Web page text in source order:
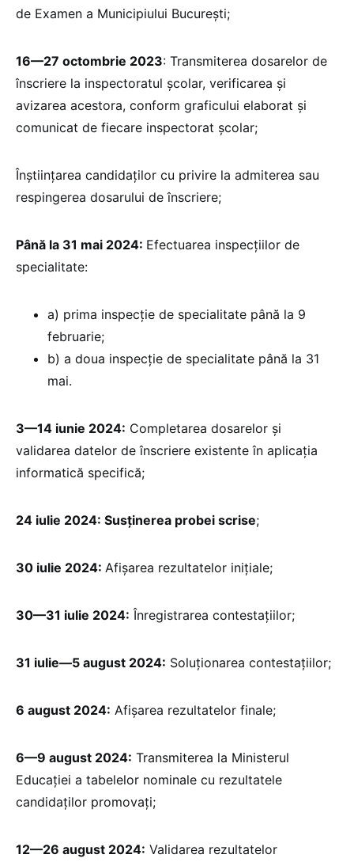
de Examen a Municipiului București;
16—27 octombrie 2023: Transmiterea dosarelor de
înscriere la inspectoratul școlar, verificarea și
avizarea acestora, conform graficului elaborat și
comunicat de fiecare inspectorat școlar;
Înștiințarea candidaților cu privire la admiterea sau
respingerea dosarului de înscriere;
Până la 31 mai 2024: Efectuarea inspecțiilor de
specialitate:
a) prima inspecție de specialitate până la 9
februarie;
b) a doua inspecție de specialitate până la 31
mai.
3—14 iunie 2024: Completarea dosarelor și
validarea datelor de înscriere existente în aplicația
informatică specifică;
24 iulie 2024: Susținerea probei scrise;
30 iulie 2024: Afișarea rezultatelor inițiale;
30—31 iulie 2024: Înregistrarea contestațiilor;
31 iulie—5 august 2024: Soluționarea contestațiilor;
6 august 2024: Afișarea rezultatelor finale;
6—9 august 2024: Transmiterea la Ministerul
Educației a tabelelor nominale cu rezultatele
candidaților promovați;
12—26 august 2024: Validarea rezultatelor